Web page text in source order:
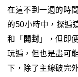
在這不到一週的時
的50小時中，探遍
和「 開封 」，但即
玩遍，但也是盡可
下，除了主線破完